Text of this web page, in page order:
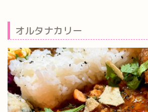
オルタナカリー